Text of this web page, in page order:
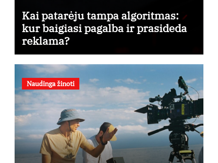
Kai patarėju tampa algoritmas:
kur baigiasi pagalba ir prasideda
reklama?
Naudinga žinoti